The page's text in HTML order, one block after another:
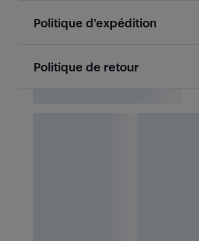
Politique d’expédition
Politique de retour